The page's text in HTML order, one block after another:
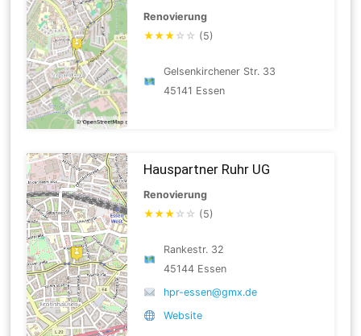
Renovierung
★★★ ☆ ☆ (5)
Gelsenkirchener Str. 33
45141 Essen
Hauspartner Ruhr UG
Renovierung
★★★ ☆ ☆ (5)
Rankestr. 32
45144 Essen
hpr-essen@gmx.de
Website